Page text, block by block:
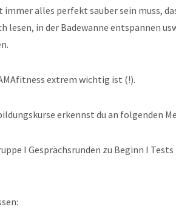
alles perfekt sauber sein muss,
lesen, in der Badewanne entspannen
extrem wichtig ist (!).
erkennst du an folgenden
I Gesprächsrunden zu Beginn I